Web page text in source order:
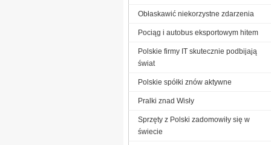
Obłaskawić niekorzystne zdarzenia
Pociąg i autobus eksportowym hitem
Polskie firmy IT skutecznie podbijają
świat
Polskie spółki znów aktywne
Pralki znad Wisły
Sprzęty z Polski zadomowiły się w
świecie